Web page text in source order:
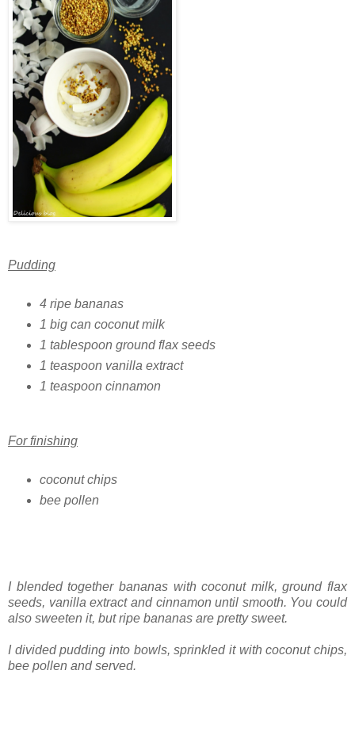
Pudding
4 ripe bananas
1 big can coconut milk
1 tablespoon ground flax seeds
1 teaspoon vanilla extract
1 teaspoon cinnamon
For finishing
coconut chips
bee pollen
I blended together bananas with coconut milk, ground flax
seeds, vanilla extract and cinnamon until smooth. You could
also sweeten it, but ripe bananas are pretty sweet.
I divided pudding into bowls, sprinkled it with coconut chips,
bee pollen and served.